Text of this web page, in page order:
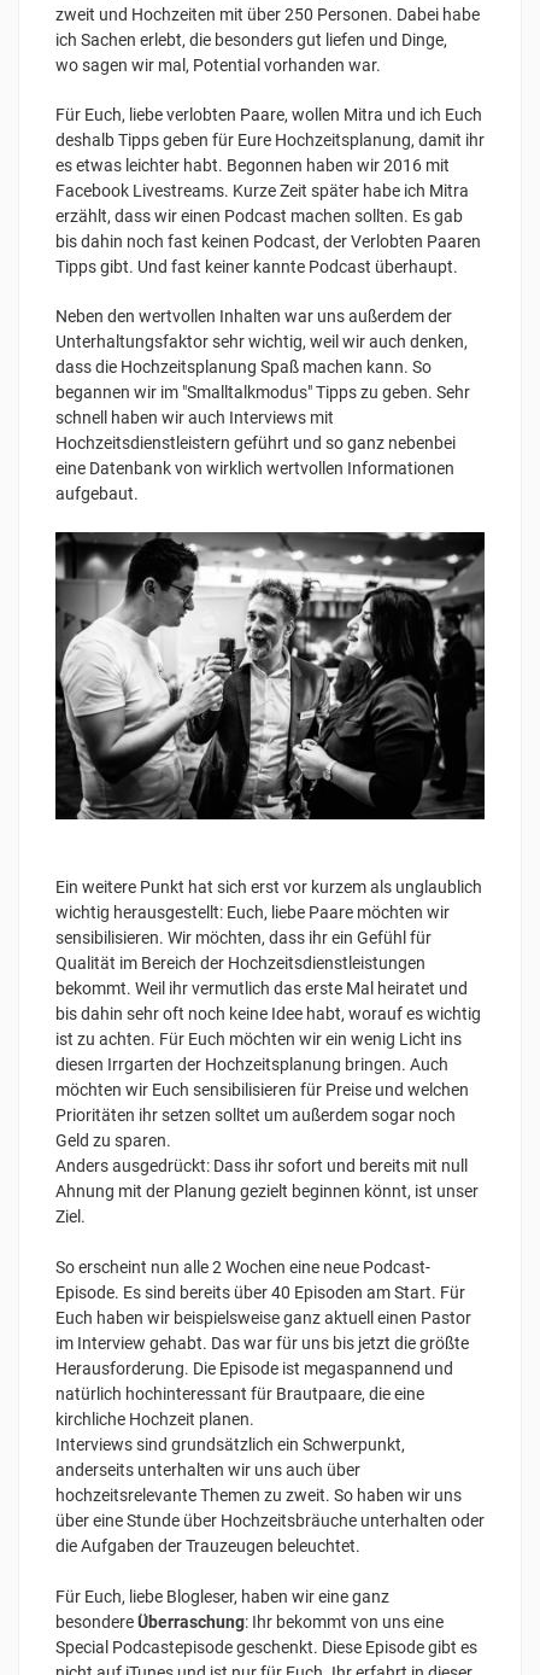
zweit und Hochzeiten mit über 250 Personen. Dabei habe
ich Sachen erlebt, die besonders gut liefen und Dinge,
wo sagen wir mal, Potential vorhanden war.
Für Euch, liebe verlobten Paare, wollen Mitra und ich Euch
deshalb Tipps geben für Eure Hochzeitsplanung, damit ihr
es etwas leichter habt. Begonnen haben wir 2016 mit
Facebook Livestreams. Kurze Zeit später habe ich Mitra
erzählt, dass wir einen Podcast machen sollten. Es gab
bis dahin noch fast keinen Podcast, der Verlobten Paaren
Tipps gibt. Und fast keiner kannte Podcast überhaupt.
Neben den wertvollen Inhalten war uns außerdem der
Unterhaltungsfaktor sehr wichtig, weil wir auch denken,
dass die Hochzeitsplanung Spaß machen kann. So
begannen wir im "Smalltalkmodus" Tipps zu geben. Sehr
schnell haben wir auch Interviews mit
Hochzeitsdienstleistern geführt und so ganz nebenbei
eine Datenbank von wirklich wertvollen Informationen
aufgebaut.
Ein weitere Punkt hat sich erst vor kurzem als unglaublich
wichtig herausgestellt: Euch, liebe Paare möchten wir
sensibilisieren. Wir möchten, dass ihr ein Gefühl für
Qualität im Bereich der Hochzeitsdienstleistungen
bekommt. Weil ihr vermutlich das erste Mal heiratet und
bis dahin sehr oft noch keine Idee habt, worauf es wichtig
ist zu achten. Für Euch möchten wir ein wenig Licht ins
diesen Irrgarten der Hochzeitsplanung bringen. Auch
möchten wir Euch sensibilisieren für Preise und welchen
Prioritäten ihr setzen solltet um außerdem sogar noch
Geld zu sparen.
Anders ausgedrückt: Dass ihr sofort und bereits mit null
Ahnung mit der Planung gezielt beginnen könnt, ist unser
Ziel.
So erscheint nun alle 2 Wochen eine neue Podcast-
Episode. Es sind bereits über 40 Episoden am Start. Für
Euch haben wir beispielsweise ganz aktuell einen Pastor
im Interview gehabt. Das war für uns bis jetzt die größte
Herausforderung. Die Episode ist megaspannend und
natürlich hochinteressant für Brautpaare, die eine
kirchliche Hochzeit planen.
Interviews sind grundsätzlich ein Schwerpunkt,
anderseits unterhalten wir uns auch über
hochzeitsrelevante Themen zu zweit. So haben wir uns
über eine Stunde über Hochzeitsbräuche unterhalten oder
die Aufgaben der Trauzeugen beleuchtet.
Für Euch, liebe Blogleser, haben wir eine ganz
besondereÜberraschung: Ihr bekommt von uns eine
Special Podcastepisode geschenkt. Diese Episode gibt es